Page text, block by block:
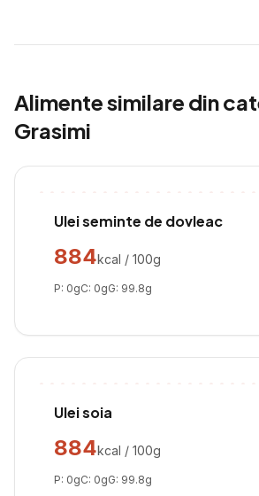
Alimente similare din
Grasimi
Ulei seminte de dovleac
884kcal / 100g
P: 0gC: 0gG: 99.8g
Ulei soia
884kcal / 100g
P: 0gC: 0gG: 99.8g